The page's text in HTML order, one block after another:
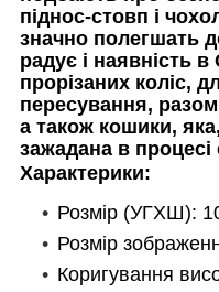
піднос-стовп і
значно полегшать
радує і наявність
прорізаних коліс,
пересування,
а також кошики,
зажадана в процесі
Характерики:
Розмір (УГХШ):
Розмір
Коригування